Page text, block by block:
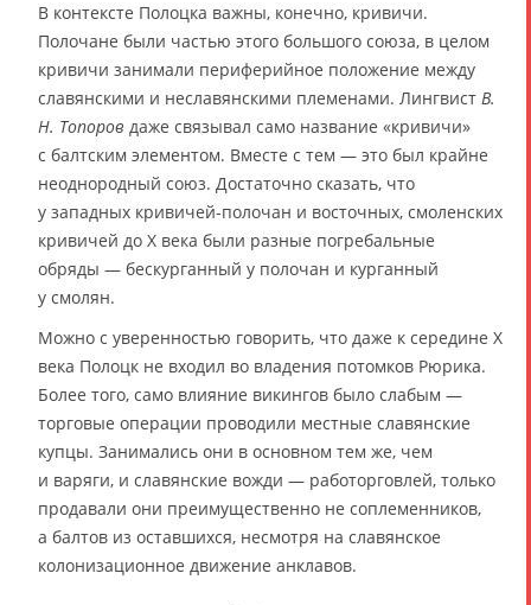
В контексте Полоцка важны, конечно, кривичи.
Полочане были частью этого большого союза, в целом
кривичи занимали периферийное положение между
славянскими и неславянскими племенами. Лингвист В.
Н. Топоров даже связывал само название «кривичи»
с балтским элементом. Вместе с тем — это был крайне
неоднородный союз. Достаточно сказать, что
у западных кривичей-полочан и восточных, смоленских
кривичей до X века были разные погребальные
обряды — бескурганный у полочан и курганный
у смолян.
Можно с уверенностью говорить, что даже к середине X
века Полоцк не входил во владения потомков Рюрика.
Более того, само влияние викингов было слабым —
торговые операции проводили местные славянские
купцы. Занимались они в основном тем же, чем
и варяги, и славянские вожди — работорговлей, только
продавали они преимущественно не соплеменников,
а балтов из оставшихся, несмотря на славянское
колонизационное движение анклавов.